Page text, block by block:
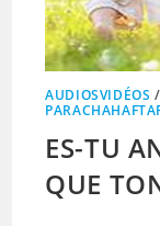
AUDIOSVIDÉOS /
ES-TU
QUE